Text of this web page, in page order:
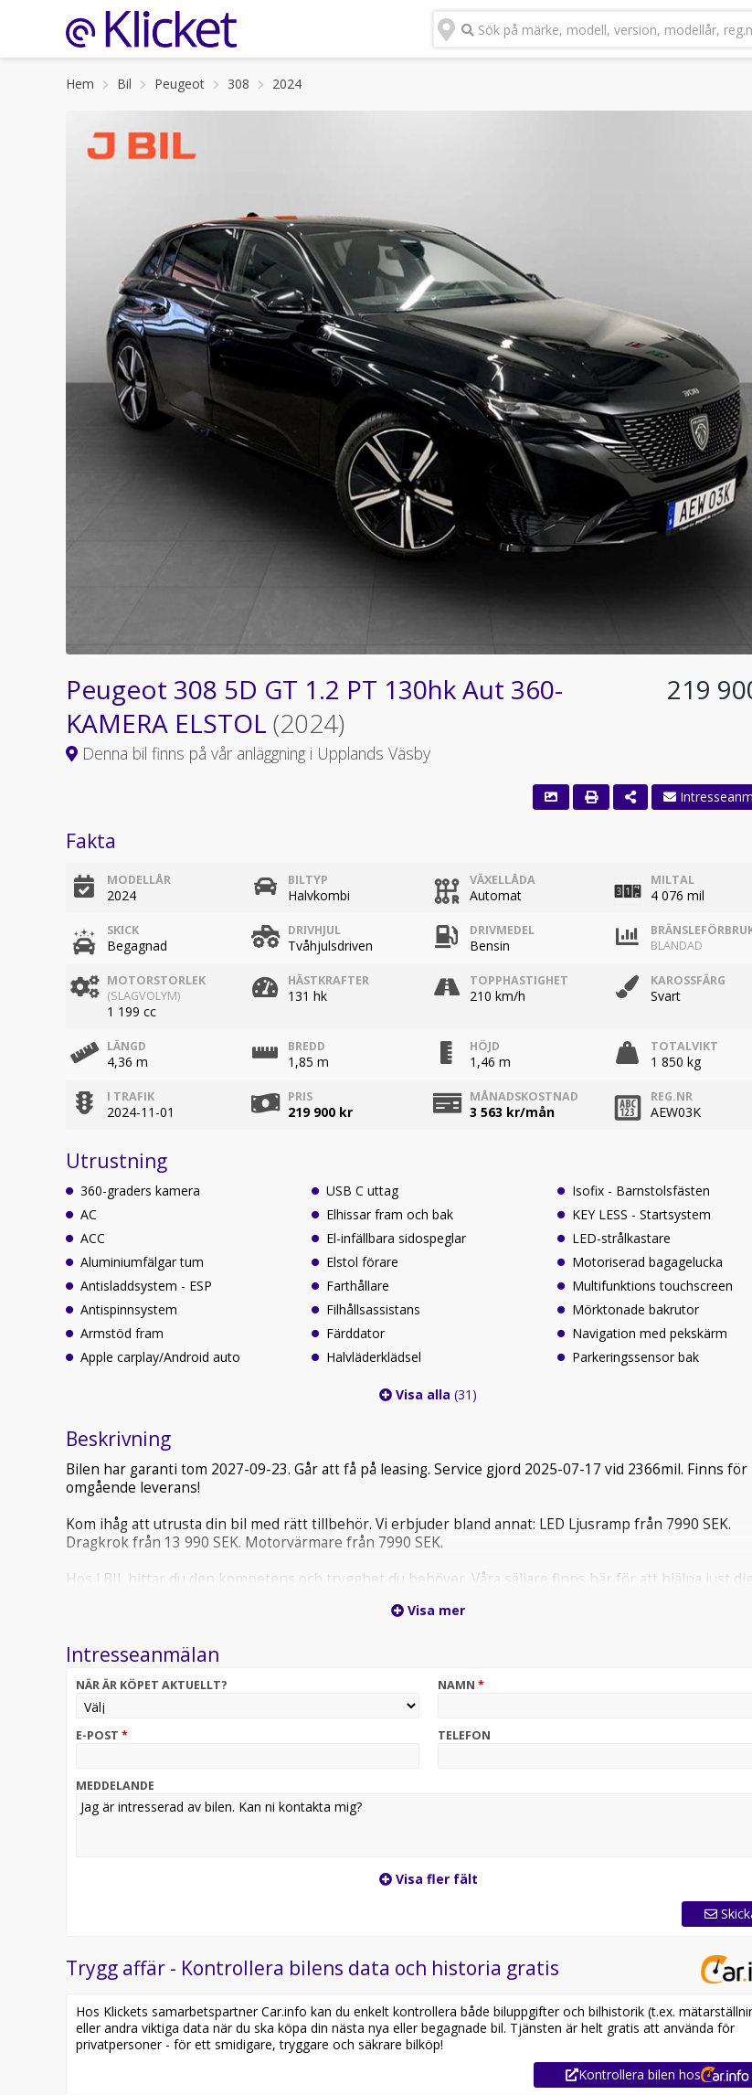
Sök på märke, modell, version, modellår,
Hem Bil Peugeot 308 2024
Peugeot 308 5D GT 1.2 PT 130hk Aut 360-
KAMERA ELSTOL (2024)
Denna bil finns på vår anläggning i Upplands Väsby
219
Fakta
MODELLÅR
2024
BILTYP
Halvkombi
VÄXELLÅDA
Automat
MILTAL
4 076 mil
SKICK
Begagnad
DRIVHJUL
Tvåhjulsdriven
DRIVMEDEL
Bensin
BLANDAD
MOTORSTORLEK
(SLAGVOLYM)
1 199 cc
HÄSTKRAFTER
131 hk
TOPPHASTIGHET
210 km/h
KAROSSFÄRG
Svart
LÄNGD
4,36 m
BREDD
1,85 m
HÖJD
1,46 m
TOTALVIKT
1 850 kg
I TRAFIK
2024-11-01
PRIS
219 900 kr
MÅNADSKOSTNAD
3 563 kr/mån
REG.NR
AEW03K
Utrustning
360-graders kamera
AC
ACC
Aluminiumfälgar tum
Antisladdsystem - ESP
Antispinnsystem
Armstöd fram
Apple carplay/Android auto
USB C uttag
Elhissar fram och bak
El-infällbara sidospeglar
Elstol förare
Farthållare
Filhållsassistans
Färddator
Halvläderklädsel
Isofix - Barnstolsfästen
KEY LESS - Startsystem
LED-strålkastare
Motoriserad bagagelucka
Multifunktions touchscreen
Mörktonade bakrutor
Navigation med pekskärm
Parkeringssensor bak
Visa alla(31)
Beskrivning
Bilen har garanti tom 2027-09-23. Går att få på leasing. Service gjord 2025-07-17 vid 2366mil. Finns för
omgående leverans!
Kom ihåg att utrusta din bil med rätt tillbehör. Vi erbjuder bland annat: LED Ljusramp från 7990 SEK.
Dragkrok från 13 990 SEK. Motorvärmare från 7990 SEK.
Hos J BIL hittar du den kompetens och trygghet du behöver. Våra säljare finns här för att hjälpa just
noggrann begagnat kontroll. Vi erbjuder även hemleverans över hela Sverige och alternativ för
känna sig trygg med att köpa bil av oss. Vi tar gärna din gamla bil i inbyte.
Kontakta vår anläggning för mer information
Visa mer
Intresseanmälan
NÄR ÄR KÖPET AKTUELLT? NAMN *
E-POST * TELEFON
MEDDELANDE
Visa fler fält
Trygg affär - Kontrollera bilens data och historia gratis
Hos Klickets samarbetspartner Car.info kan du enkelt kontrollera både biluppgifter och bilhistorik (t.ex.
eller andra viktiga data när du ska köpa din nästa nya eller begagnade bil. Tjänsten är helt gratis att använda för
privatpersoner - för ett smidigare, tryggare och säkrare bilköp!
Kontrollera bilen hos